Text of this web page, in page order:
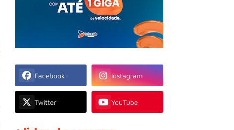
Facebook Instagram
Twitter YouTube